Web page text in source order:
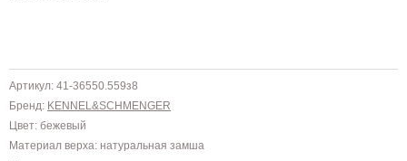
Артикул: 41-36550.559з8
Бренд: KENNEL&SCHMENGER
Цвет: бежевый
Материал верха: натуральная замша